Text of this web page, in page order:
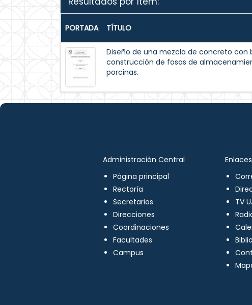
PORTADA TÍTULO
Diseño de una mezcla de concreto con
construcción de fosas de
porcinas.
Administración Central
Página principal
Rectoría
Secretarios
Direcciones
Coordinaciones
Facultades
Campus
Enlaces
TV